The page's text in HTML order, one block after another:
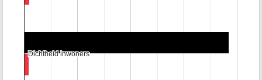
Dichtheid inwoners
Dichtheid inwoners